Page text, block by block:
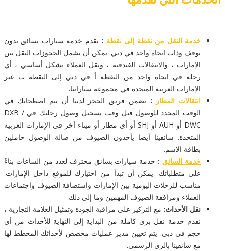
خدمة النقل من نقطة إلى نقطة : نقدم خدمة سيارات بسائق بدون
توقف وذات اتجاه واحد في دبي. يمكن أن تشمل الحجوزات النقل بين
الإمارات ، والانتقالات الفندقية ، ونقل العملاء بشكل أساسي ، أي
رحلة في اتجاه واحد من النقطة أ في دبي إلى النقطة ب عبر
الإمارات العربية المتحدة في مجموعة سياراتنا.
انتقالات المطار
: يضمن فريق الحجز لدينا أن يتم اصطحابك في
الوقت المحدد للوصول قبل وقت تسجيل وصول رحلتك في DXB /
DWC أو AUH أو SHJ أو أي مطار أو ميناء آخر في الإمارات العربية
المتحدة. سائقينا أيضا يأخذون الضيوف من صالة الوصول حاملين
بطاقة الاسم.
خدمة السائق : خدمة سيارات بسائق محترف لعدد من الساعات بناءً
على متطلباتك. يمكن أن تبدأ من اختيارك للموقع داخل الإمارات.
مناسب للرحلات اليومية بين الإمارات واستضافة الضيوف واجتماعات
العملاء ومرافقة الضيوف المهمين وما إلى ذلك.
نقل الأحداث: مع التركيز على مراقبة الجودة وتمثيل العلامة التجارية ،
نقدم خدمة نقل بري كاملة من البداية إلى النهاية للأحداث من أي
حجم في دبي. يتم تعيين مدير عمليات مخصص لأحداثك المخطط لها
مع سائقينا بالزي الرسمي.